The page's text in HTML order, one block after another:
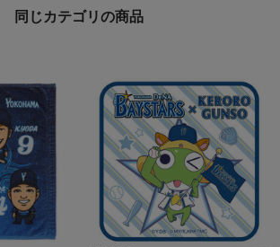
同じカテゴリの商品